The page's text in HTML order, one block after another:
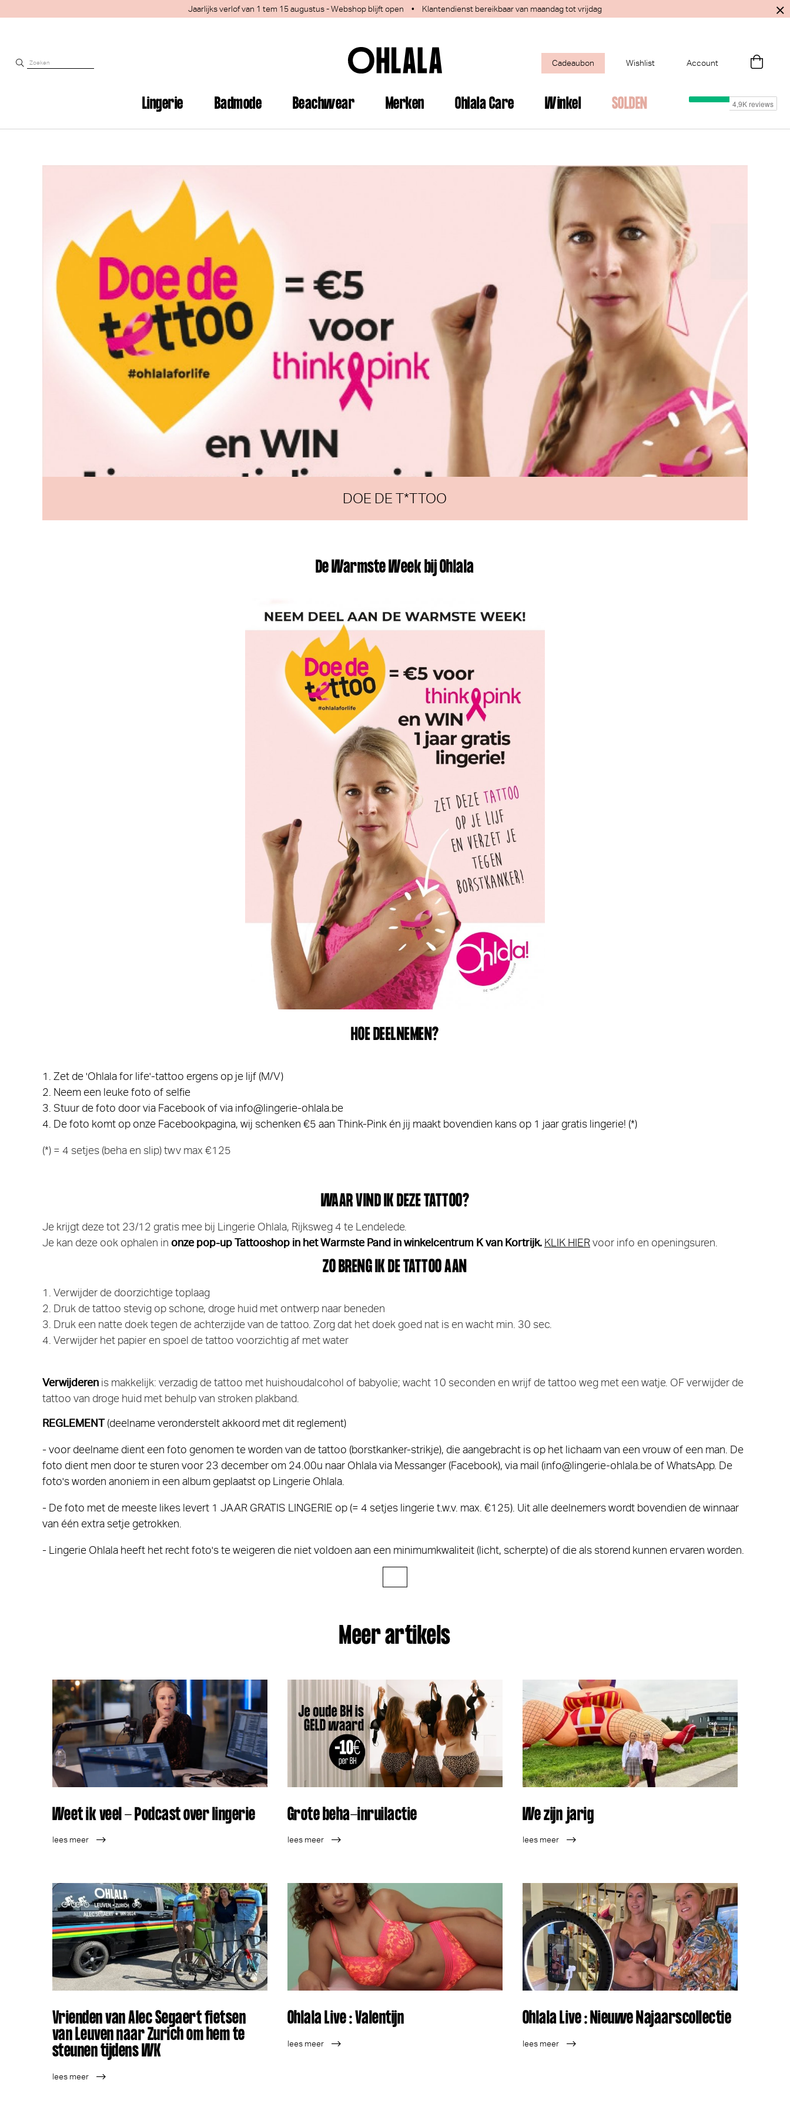
Jaarlijks verlof van 1 tem 15 augustus - Webshop blijft open • Klantendienst bereikbaar van maandag tot vrijdag
Cadeaubon Wishlist Account
Lingerie Badmode Beachwear Merken Ohlala Care Winkel SOLDEN
DOE DE T*TTOO
De Warmste Week bij Ohlala
HOE DEELNEMEN?
1. Zet de 'Ohlala for life'-tattoo ergens op je lijf (M/V)
2. Neem een leuke foto of selfie
3. Stuur de foto door via Facebook of via info@lingerie-ohlala.be
4. De foto komt op onze Facebookpagina, wij schenken €5 aan Think-Pink én jij maakt bovendien kans op 1 jaar gratis lingerie! (*)
(*) = 4 setjes (beha en slip) twv max €125
WAAR VIND IK DEZE TATTOO?
Je krijgt deze tot 23/12 gratis mee bij Lingerie Ohlala, Rijksweg 4 te Lendelede.
Je kan deze ook ophalen in onze pop-up Tattooshop in het Warmste Pand in winkelcentrum K van Kortrijk. KLIK HIER voor info en openingsuren.
ZO BRENG IK DE TATTOO AAN
1. Verwijder de doorzichtige toplaag
2. Druk de tattoo stevig op schone, droge huid met ontwerp naar beneden
3. Druk een natte doek tegen de achterzijde van de tattoo. Zorg dat het doek goed nat is en wacht min. 30 sec.
4. Verwijder het papier en spoel de tattoo voorzichtig af met water
Verwijderenis makkelijk: verzadig de tattoo met huishoudalcohol of babyolie; wacht 10 seconden en wrijf de tattoo weg met een watje. OF verwijder de
tattoo van droge huid met behulp van stroken plakband.
REGLEMENT(deelname veronderstelt akkoord met dit reglement)
- voor deelname dient een foto genomen te worden van de tattoo (borstkanker-strikje), die aangebracht is op het lichaam van een vrouw of een man. De
foto dient men door te sturen voor 23 december om 24.00u naar Ohlala via Messanger (Facebook), via mail (info@lingerie-ohlala.beof WhatsApp. De
foto's worden anoniem in een album geplaatst op Lingerie Ohlala.
- De foto met de meeste likes levert 1 JAAR GRATIS LINGERIE op (= 4 setjes lingerie t.w.v. max. €125). Uit alle deelnemers wordt bovendien de winnaar
van één extra setje getrokken.
- Lingerie Ohlala heeft het recht foto's te weigeren die niet voldoen aan een minimumkwaliteit (licht, scherpte) of die als storend kunnen ervaren worden.
Meer artikels
Weet ik veel - Podcast over lingerie
lees meer
Grote beha-inruilactie
lees meer
We zijn jarig
lees meer
Vrien­den van Alec Segaert fiet­sen
van Leu­ven naar Zurich om hem te
steu­nen tij­dens WK
lees meer
Ohlala Live : Valentijn
lees meer
Ohlala Live : Nieuwe Najaarscollectie
lees meer